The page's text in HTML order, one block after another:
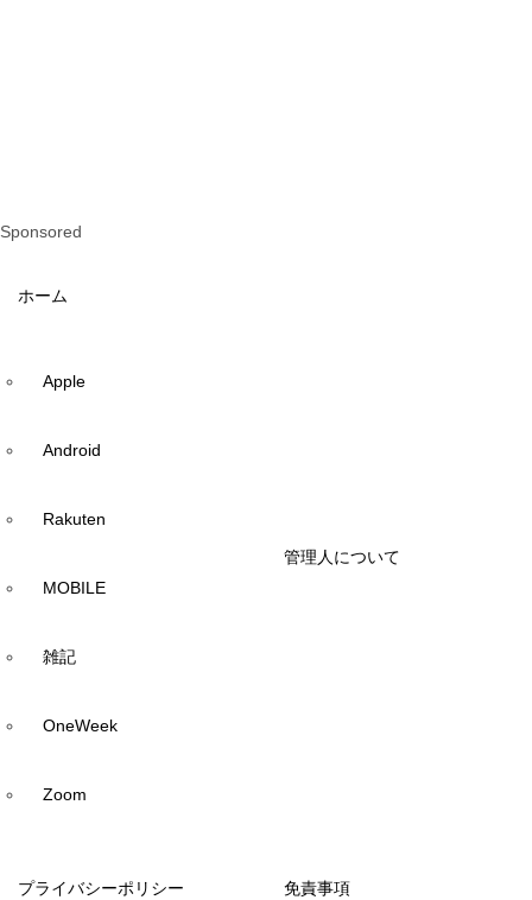
Sponsored
ホーム
Apple
Android
Rakuten
MOBILE
雑記
OneWeek
Zoom
管理人について
プライバシーポリシー 免責事項